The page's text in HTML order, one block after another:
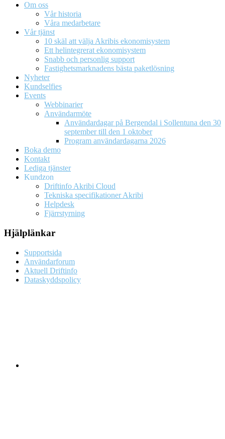
Om oss
Vår historia
Våra medarbetare
Vår tjänst
10 skäl att välja Akribis ekonomisystem
Ett helintegrerat ekonomisystem
Snabb och personlig support
Fastighetsmarknadens bästa paketlösning
Nyheter
Kundselfies
Events
Webbinarier
Användarmöte
Användardagar på Bergendal i Sollentuna den 30
september till den 1 oktober
Program användardagarna 2026
Boka demo
Kontakt
Lediga tjänster
Kundzon
Driftinfo Akribi Cloud
Tekniska specifikationer Akribi
Helpdesk
Fjärrstyrning
Hjälplänkar
Supportsida
Användarforum
Aktuell Driftinfo
Dataskyddspolicy